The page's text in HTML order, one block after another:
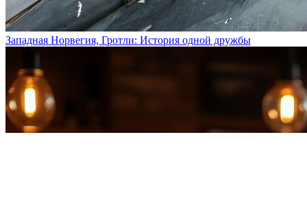
Западная Норвегия, Гротли: История одной дружбы